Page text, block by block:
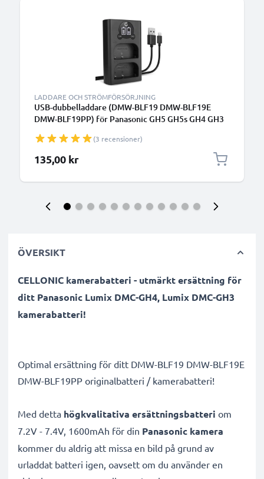
LADDARE OCH STRÖMFÖRSÖRJNING
USB-dubbelladdare (DMW-BLF19 DMW-BLF19E
DMW-BLF19PP) för Panasonic GH5 GH5s GH4 GH3
från CELLONIC (3 recensioner)
135,00 kr
ÖVERSIKT
CELLONIC kamerabatteri - utmärkt ersättning för
ditt Panasonic Lumix DMC-GH4, Lumix DMC-GH3
kamerabatteri!
Optimal ersättning för ditt DMW-BLF19 DMW-BLF19E
DMW-BLF19PP originalbatteri / kamerabatteri!
Med detta högkvalitativa ersättningsbatteri om
7.2V - 7.4V, 1600mAh för din Panasonic kamera
kommer du aldrig att missa en bild på grund av
urladdat batteri igen, oavsett om du använder en